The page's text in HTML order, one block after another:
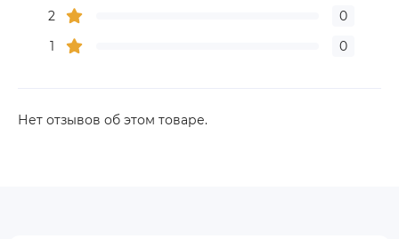
2
0
1
0
Нет отзывов об этом товаре.